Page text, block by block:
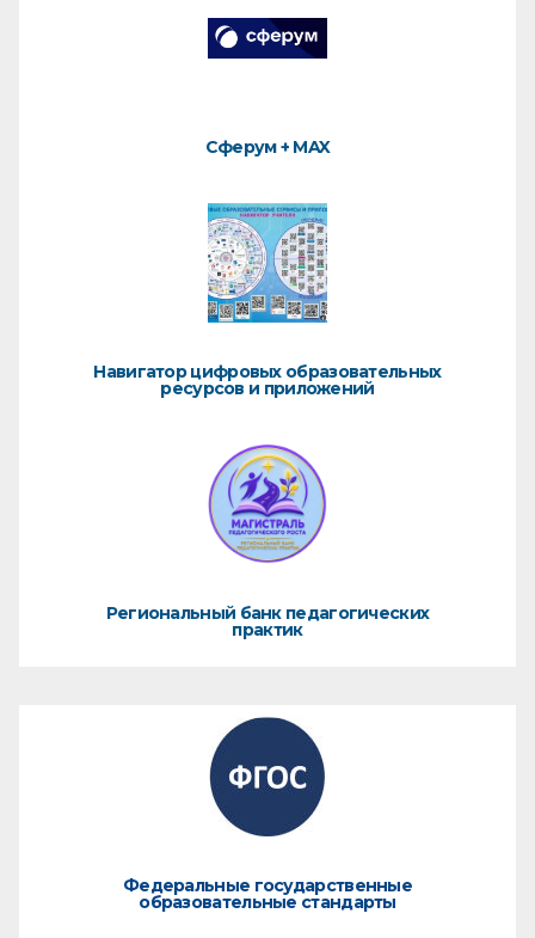
Сферум + MAX
Навигатор цифровых образовательных
ресурсов и приложений
Региональный банк педагогических
практик
Федеральные государственные
образовательные стандарты